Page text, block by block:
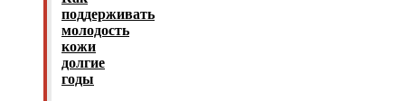
поддерживать
молодость
кожи
долгие
годы